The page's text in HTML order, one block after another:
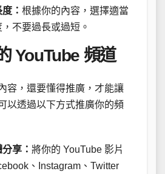
： 根據你的內容，選擇適當
不要過長或過短。
YouTube 頻道
容，還要懂得推廣，才能讓
以透過以下方式推廣你的頻
享： 將你的 YouTube 影片
、Instagram、Twitter